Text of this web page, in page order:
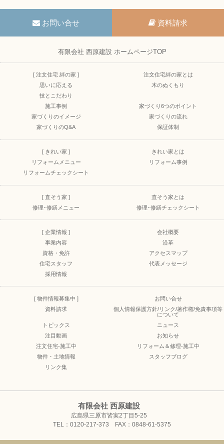
お問い合せ 資料請求
有限会社 西原建設 ホームページTOP
[ 注文住宅 絆の家 ]
注文住宅絆の家とは
思いに応える
木のぬくもり
技とこだわり
施工事例
家づくり6つのポイント
家づくりのイメージ
家づくりの流れ
家づくりのQ&A
保証体制
[ きれい家 ]
きれい家とは
リフォームメニュー
リフォーム事例
リフォームチェックシート
[ 直そう家 ]
直そう家とは
修理･修繕メニュー
修理･修繕チェックシート
[ 企業情報 ]
会社概要
事業内容
沿革
資格・免許
アクセスマップ
住宅スタッフ
代表メッセージ
採用情報
[ 物件情報募集中 ]
お問い合せ
資料請求
個人情報保護方針/リンク/著作権/免責事項等
について
トピックス
ニュース
注目動画
お知らせ
注文住宅-施工中
リフォーム＆修理-施工中
物件・土地情報
スタッフブログ
リンク集
有限会社 西原建設
広島県三原市皆実2丁目5-25
TEL：0120-217-373 FAX：0848-61-5375